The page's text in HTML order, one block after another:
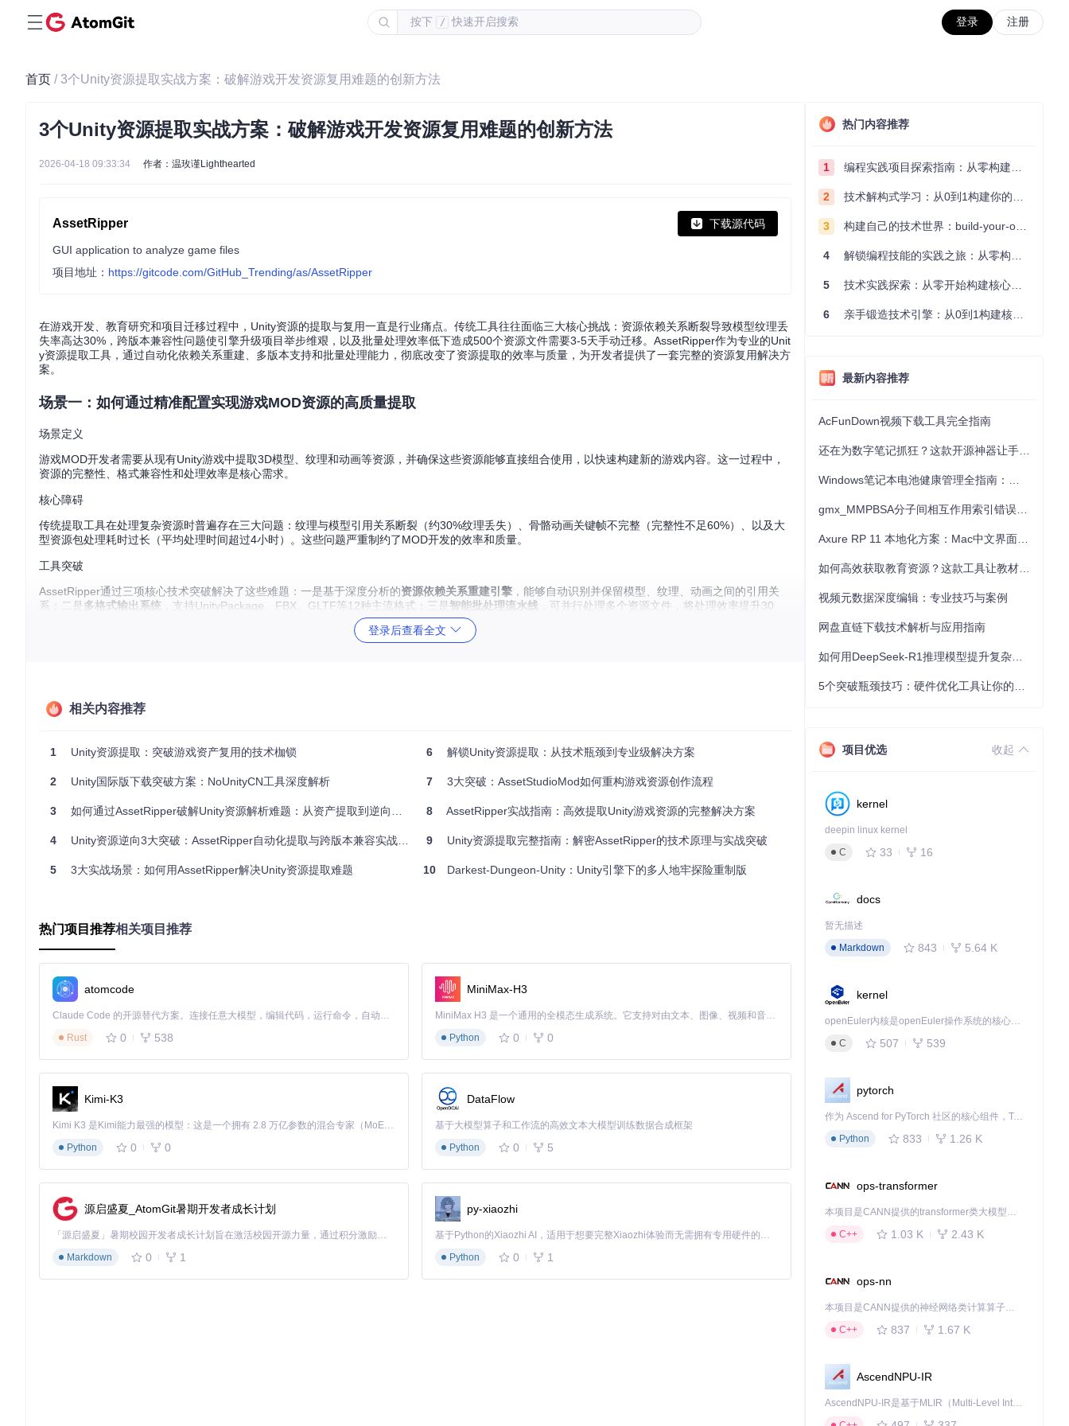
按下 / 快速开启搜索 登录 注册
首页 / 3个Unity资源提取实战方案：破解游戏开发资源复用难题的创新方法
3个Unity资源提取实战方案：破解游戏开发资源复用难题的创新方法
2026-04-18 09:33:34 作者：温玫谨Lighthearted
AssetRipper 下载源代码
GUI application to analyze game files
项目地址： https://gitcode.com/GitHub_Trending/as/AssetRipper
在游戏开发、教育研究和项目迁移过程中，Unity资源的提取与复用一直是行业痛点。传统工具往往面临三大核心挑战：资源依赖关系断裂导致模型纹理丢
失率高达30%，跨版本兼容性问题使引擎升级项目举步维艰，以及批量处理效率低下造成500个资源文件需要3-5天手动迁移。AssetRipper作为专业的Unit
y资源提取工具，通过自动化依赖关系重建、多版本支持和批量处理能力，彻底改变了资源提取的效率与质量，为开发者提供了一套完整的资源复用解决方
案。
场景一：如何通过精准配置实现游戏MOD资源的高质量提取
场景定义
游戏MOD开发者需要从现有Unity游戏中提取3D模型、纹理和动画等资源，并确保这些资源能够直接组合使用，以快速构建新的游戏内容。这一过程中，
资源的完整性、格式兼容性和处理效率是核心需求。
核心障碍
传统提取工具在处理复杂资源时普遍存在三大问题：纹理与模型引用关系断裂（约30%纹理丢失）、骨骼动画关键帧不完整（完整性不足60%）、以及大
型资源包处理耗时过长（平均处理时间超过4小时）。这些问题严重制约了MOD开发的效率和质量。
工具突破
AssetRipper通过三项核心技术突破解决了这些难题：一是基于深度分析的资源依赖关系重建引擎 ，能够自动识别并保留模型、纹理、动画之间的引用关
系；二是多格式输出系统 ，支持UnityPackage、FBX、GLTF等12种主流格式；三是智能批处理流水线 ，可并行处理多个资源文件，将处理效率提升30
收集目标游戏的
确保所有相关资源文件齐全，包括共享材质和纹理文件
配置决策树
启动AssetRipper，进入配置界面（如图1所示）
Mesh Export Format选择：
若需在Unity中直接使用，选择"Native"（保留完整细节）
🔍Image Export Format选择：
高分辨率照片级纹理："Tga"（无损压缩）
⚠️ 性能优化选项：勾选"Skip StreamingAssets Folder"跳过大型 StreamingAssets 文件
执行提取
点击"File"菜单 → "Open"导入资源文件
点击"Export"按钮，选择输出目录
💡 提示：对于超过10GB的大型资源包，建议启用"分块处理"模式
效果验证
评估指标
传统工具 AssetRipper
提升幅度
纹理保留率
70%
动画关键帧完整度
58% 95%
+63.8%
资源处理速度
导入Unity兼容性
需要手动调整 直接使用
场景二：如何高效获取教育研究用3D模型教学资源
登录后查看全文
相关内容推荐
1 Unity资源提取：突破游戏资产复用的技术枷锁
2 Unity国际版下载突破方案：NoUnityCN工具深度解析
3 如何通过AssetRipper破解Unity资源解析难题：从资产提取到逆向工程全指南
4 Unity资源逆向3大突破：AssetRipper自动化提取与跨版本兼容实战指南
5 3大实战场景：如何用AssetRipper解决Unity资源提取难题
6 解锁Unity资源提取：从技术瓶颈到专业级解决方案
7 3大突破：AssetStudioMod如何重构游戏资源创作流程
8 AssetRipper实战指南：高效提取Unity游戏资源的完整解决方案
9 Unity资源提取完整指南：解密AssetRipper的技术原理与实战突破
10 Darkest-Dungeon-Unity：Unity引擎下的多人地牢探险重制版
热门项目推荐相关项目推荐
atomcode
Claude Code 的开源替代方案。连接任意大模型，编辑代码，运行命令，自动验证 — 全自动执行。用 Rust 构建，极致性能。 ｜ An open-source alternative to Claude Code. Connect any LLM, edit code, run commands, and verify changes — autonomously. Built in Rust for speed. Get Started
Rust
0 538
MiniMax-H3
MiniMax H3 是一个通用的全模态生成系统。它支持对由文本、图像、视频和音频组成的多模态上下文进行统一理解，并能生成分辨率高达 2K、时长可达 15 秒的带原生立体声音频的视频。得益于面向任务泛化的系统设计，H3 在预训练阶段就已具备广泛的多模态上下文理解与生成能力，能够出色地执行复杂的多模态指令。
Python
0 0
Kimi-K3
Kimi K3 是Kimi能力最强的模型：这是一个拥有 2.8 万亿参数的混合专家（MoE）模型，具备原生视觉理解能力，并支持 100 万 token 的上下文窗口。
Python
0 0
DataFlow
基于大模型算子和工作流的高效文本大模型训练数据合成框架
Python
0 5
源启盛夏_AtomGit暑期开发者成长计划
「源启盛夏」暑期校园开发者成长计划旨在激活校园开源力量，通过积分激励、认证扶持、资源倾斜等形式，引导高校组织和开发者完成「入驻 — 建项目 — 做贡献 — 获认证 — 得资源」的完整闭环。无论你是想带领社团入驻平台的组织者，还是希望用代码贡献证明自己的开发者，都能在这里找到属于你的成长路径。
Markdown
0 1
py-xiaozhi
基于Python的Xiaozhi AI，适用于想要完整Xiaozhi体验而无需拥有专用硬件的用户。
Python
0 1
热门内容推荐
1 编程实践项目探索指南：从零构建技术能力体系
2 技术解构式学习：从0到1构建你的编程知识体系
3 构建自己的技术世界：build-your-own-x项目的实践探索指南
4 解锁编程技能的实践之旅：从零构建你的技术世界
5 技术实践探索：从零开始构建核心系统的实践指南
6 亲手锻造技术引擎：从0到1构建核心系统的实践指南
最新内容推荐
AcFunDown视频下载工具完全指南
视频元数据深度编辑：专业技巧与案例
网盘直链下载技术解析与应用指南
项目优选 收起
kernel
deepin linux kernel
C
33 16
docs
暂无描述
Markdown
843 5.64 K
kernel
openEuler内核是openEuler操作系统的核心，既是系统性能与稳定性的基石，也是连接处理器、设备与服务的桥梁。
C
507 539
pytorch
作为 Ascend for PyTorch 社区的核心组件，TorchNPU 是昇腾专为 PyTorch 打造的深度学习适配插件，使 PyTorch 框架能够直接调用昇腾 NPU，为开发者提供昇腾 AI 处理器的超强算力。
Python
833 1.26 K
ops-transformer
本项目是CANN提供的transformer类大模型算子库，实现网络在NPU上加速计算。
C++
1.03 K 2.43 K
ops-nn
本项目是CANN提供的神经网络类计算算子库，实现网络在NPU上加速计算。
C++
837 1.67 K
AscendNPU-IR
AscendNPU-IR是基于MLIR（Multi-Level Intermediate Representation）构建的，面向昇腾亲和算子编译时使用的中间表示，提供昇腾完备表达能力，通过编译优化提升昇腾AI处理器计算效率，支持通过生态框架使能昇腾AI处理器与深度调优